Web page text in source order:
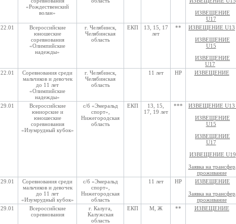
«Рождественский
волан»
ИЗВЕЩЕНИЕ
U17
22.01
Всероссийские
юношеские
соревнования
«Олимпийские
надежды»
г. Челябинск,
Челябинская
область
ЕКП
13, 15, 17
лет
**
ИЗВЕЩЕНИЕ U13
ИЗВЕЩЕНИЕ
U15
ИЗВЕЩЕНИЕ
U17
22.01
Соревнования среди
мальчиков и девочек
до 11 лет
«Олимпийские
надежды»
г. Челябинск,
Челябинская
область
11 лет НР ИЗВЕЩЕНИЕ
29.01
Всероссийские
юниорские и
юношеские
соревнования
«Изумрудный кубок»
с/б «Эмеральд
спорт»,
Нижегородская
область
ЕКП
13, 15,
17, 19 лет
***
ИЗВЕЩЕНИЕ U13
ИЗВЕЩЕНИЕ
U15
ИЗВЕЩЕНИЕ
U17
ИЗВЕЩЕНИЕ U19
Заявка на трансфер,
проживание
29.01
Соревнования среди
мальчиков и девочек
до 11 лет
«Изумрудный кубок»
с/б «Эмеральд
спорт»,
Нижегородская
область
11 лет НР
ИЗВЕЩЕНИЕ
Заявка на трансфер,
проживание
29.01
Всероссийские
соревнования
г. Калуга,
Калужская
область
ЕКП М, Ж ** ИЗВЕЩЕНИЕ